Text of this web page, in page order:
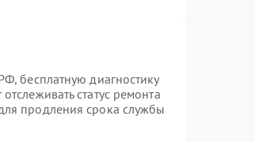
бесплатную диагностику
статус ремонта
продления срока службы